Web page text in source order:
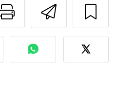
Imprimir
al autor
foto de esta